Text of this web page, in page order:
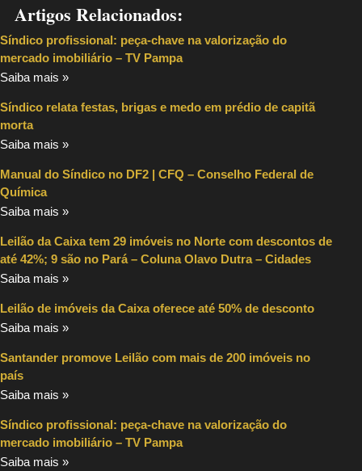
Artigos Relacionados:
Síndico profissional: peça-chave na valorização do
mercado imobiliário – TV Pampa
Saiba mais »
Síndico relata festas, brigas e medo em prédio de capitã
morta
Saiba mais »
Manual do Síndico no DF2 | CFQ – Conselho Federal de
Química
Saiba mais »
Leilão da Caixa tem 29 imóveis no Norte com descontos de
até 42%; 9 são no Pará – Coluna Olavo Dutra – Cidades
Saiba mais »
Leilão de imóveis da Caixa oferece até 50% de desconto
Saiba mais »
Santander promove Leilão com mais de 200 imóveis no
país
Saiba mais »
Síndico profissional: peça-chave na valorização do
mercado imobiliário – TV Pampa
Saiba mais »